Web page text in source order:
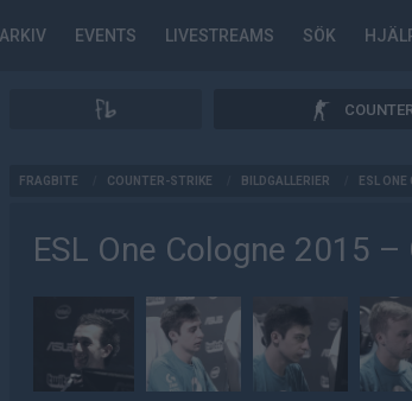
ARKIV EVENTS LIVESTREAMS SÖK
FRAGBITE COUNTER-STRIKE BILDGALLERIER ESL ONE
ESL One Cologne 2015